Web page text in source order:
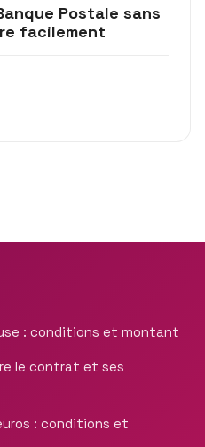
Postale sans
facilement
: conditions et montant
le contrat et ses
: conditions et